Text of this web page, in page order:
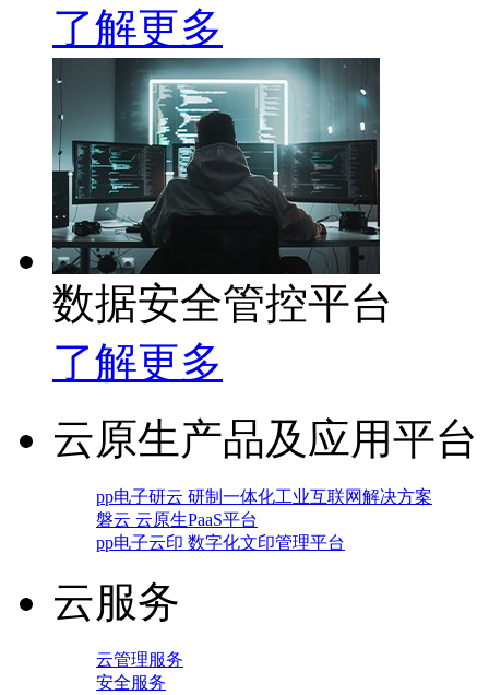
了解更多
数据安全管控平台
了解更多
云原生产品及应用平台
pp电子研云 研制一体化工业互联网解决方案
磐云 云原生PaaS平台
pp电子云印 数字化文印管理平台
云服务
云管理服务
安全服务